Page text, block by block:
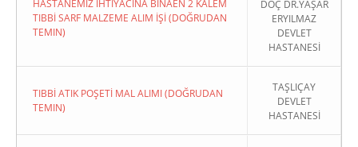
HASTANEMİZ İHTİYACINA BİNAEN 2 KALEM
TIBBİ SARF MALZEME ALIM İŞİ (DOĞRUDAN
TEMIN)
DOÇ DR.YAŞAR
ERYILMAZ
DEVLET
HASTANESİ
TIBBİ ATIK POŞETİ MAL ALIMI (DOĞRUDAN
TEMIN)
TAŞLIÇAY
DEVLET
HASTANESİ